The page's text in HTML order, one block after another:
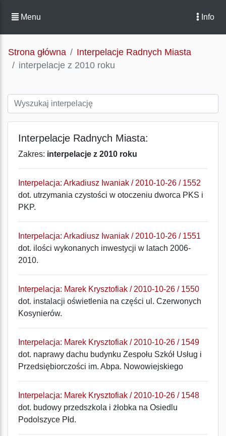
Menu Info
Strona główna
Interpelacje Radnych Miasta
interpelacje z 2010 roku
Interpelacje Radnych Miasta:
Zakres: interpelacje z 2010 roku
Interpelacja: Arkadiusz Iwaniak / 2010-10-26 / 1552
dot. utrzymania czystości w otoczeniu dworca PKS i
PKP.
Interpelacja: Arkadiusz Iwaniak / 2010-10-26 / 1551
dot. ilości wykonanych inwestycji w latach 2006-
2010.
Interpelacja: Marek Krysztofiak / 2010-10-26 / 1550
dot. instalacji oświetlenia na części ul. Czerwonych
Kosynierów.
Interpelacja: Marek Krysztofiak / 2010-10-26 / 1549
dot. naprawy dachu budynku Zespołu Szkół Usług i
Przedsiębiorczości im. Abpa. Nowowiejskiego
Interpelacja: Marek Krysztofiak / 2010-10-26 / 1548
dot. budowy przedszkola i żłobka na Osiedlu
Podolszyce Płd.